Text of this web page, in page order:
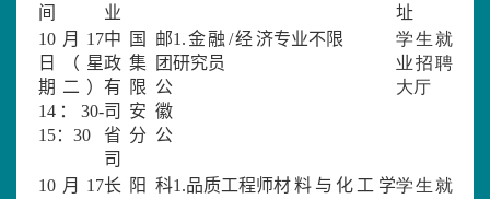
间
业
址
10月 17
日（星
期二）
14： 30-
1 5： 30
中国邮
政集团
有限公
司安徽
省分公
司
1.金融 /经济
研究员
专业不限
学生就
业招聘
大厅
10月 17长阳科1.品质工程师材料与化工学学生就